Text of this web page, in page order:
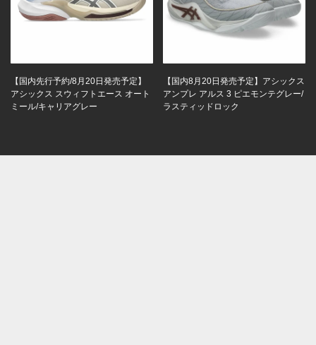
【国内先行予約/8月20日発売予定】
アシックス スウィフトエース オート
ミール/キャリアグレー
【国内8月20日発売予定】アシックス
アンプレ アルス 3 ピエモンテグレー/
ラスティッドロック